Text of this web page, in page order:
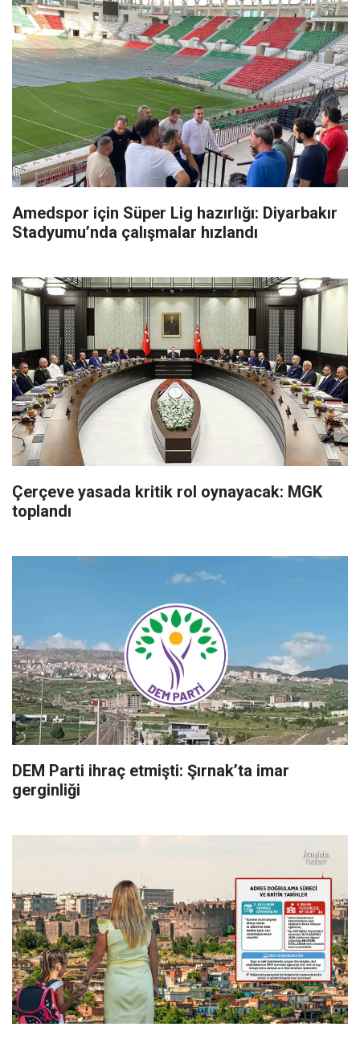
Amedspor için Süper Lig hazırlığı: Diyarbakır
Stadyumu’nda çalışmalar hızlandı
Çerçeve yasada kritik rol oynayacak: MGK
toplandı
DEM Parti ihraç etmişti: Şırnak’ta imar
gerginliği